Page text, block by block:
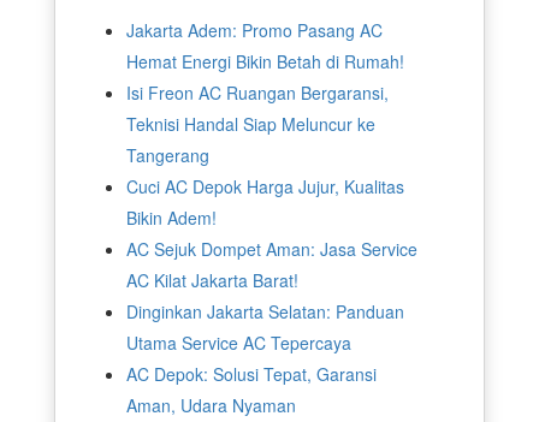
Jakarta Adem: Promo Pasang AC
Hemat Energi Bikin Betah di Rumah!
Isi Freon AC Ruangan Bergaransi,
Teknisi Handal Siap Meluncur ke
Tangerang
Cuci AC Depok Harga Jujur, Kualitas
Bikin Adem!
AC Sejuk Dompet Aman: Jasa Service
AC Kilat Jakarta Barat!
Dinginkan Jakarta Selatan: Panduan
Utama Service AC Tepercaya
AC Depok: Solusi Tepat, Garansi
Aman, Udara Nyaman